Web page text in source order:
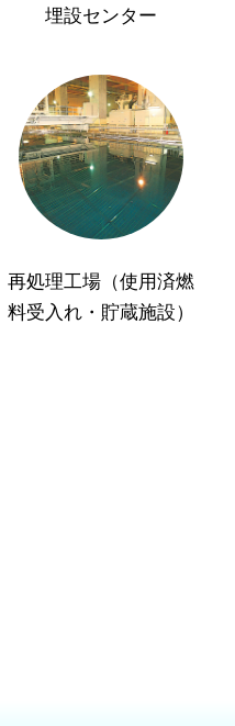
埋設センター
再処理工場（使用済燃
料受入れ・貯蔵施設）